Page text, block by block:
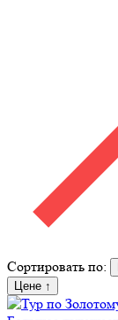
Сортировать по:
Цене ↑